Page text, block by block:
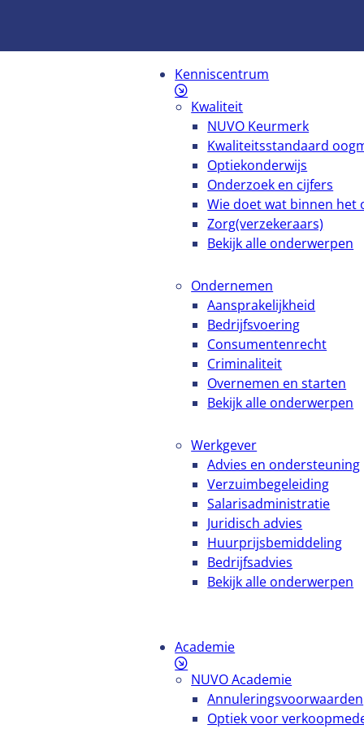
Kenniscentrum
Kwaliteit
NUVO Keurmerk
Kwaliteitsstandaard
Optiekonderwijs
Onderzoek en cijfers
Wie doet wat binnen het
Zorg(verzekeraars)
Bekijk alle onderwerpen
Ondernemen
Aansprakelijkheid
Bedrijfsvoering
Consumentenrecht
Criminaliteit
Overnemen en starten
Bekijk alle onderwerpen
Werkgever
Advies en ondersteuning
Verzuimbegeleiding
Salarisadministratie
Juridisch advies
Huurprijsbemiddeling
Bedrijfsadvies
Bekijk alle onderwerpen
Academie
NUVO Academie
Annuleringsvoorwaarden
Optiek voor